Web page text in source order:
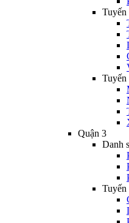
Tuyến
Tuyến
Quận 3
Danh
Tuyến